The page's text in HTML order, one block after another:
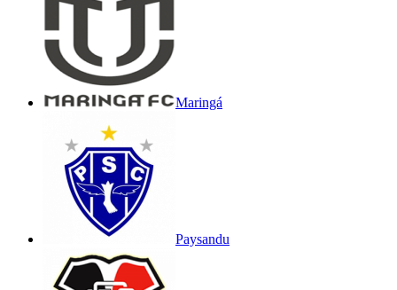
Maringá
Paysandu